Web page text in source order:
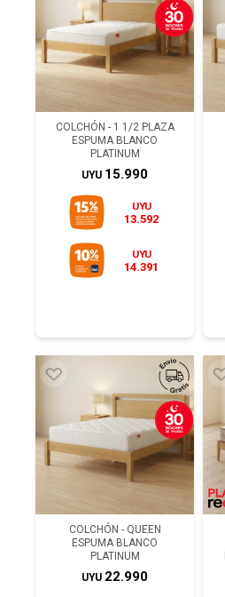
COLCHÓN - 1 1/2 PLAZA
ESPUMA BLANCO
PLATINUM
UYU 15.990
UYU
13.592
UYU
14.391
COLCHÓN - QUEEN
ESPUMA BLANCO
PLATINUM
UYU 22.990